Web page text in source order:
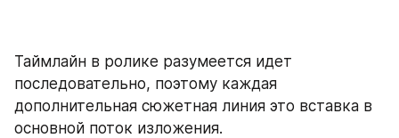
Таймлайн в ролике разумеется идет
последовательно, поэтому каждая
дополнительная сюжетная линия это вставка в
основной поток изложения.